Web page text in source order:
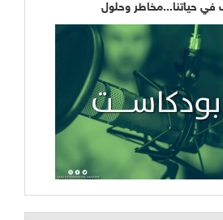
في حياتنا...مخاطر وحلول